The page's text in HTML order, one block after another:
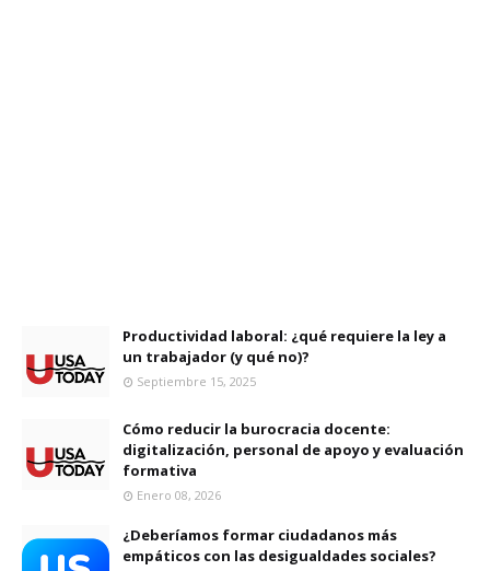
Productividad laboral: ¿qué requiere la ley a
un trabajador (y qué no)?
Septiembre 15, 2025
Cómo reducir la burocracia docente:
digitalización, personal de apoyo y evaluación
formativa
Enero 08, 2026
¿Deberíamos formar ciudadanos más
empáticos con las desigualdades sociales?